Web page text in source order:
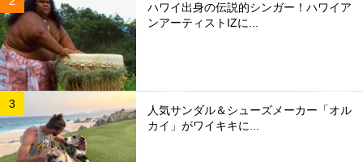
ハワイ出身の伝説的シンガー！ハワイア
ンアーティストIZに...
人気サンダル＆シューズメーカー「オル
カイ」がワイキキに...